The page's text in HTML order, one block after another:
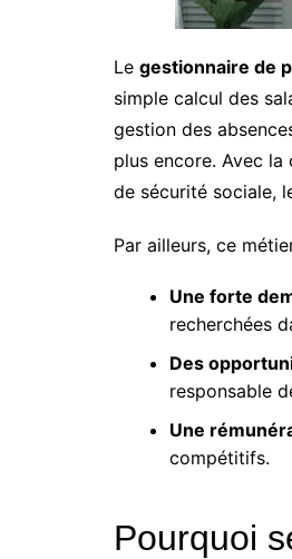
Le gestionnaire de
simple calcul des
gestion des
plus encore. Avec
de sécurité sociale,
Par ailleurs, ce
Une forte
recherchées
Des
responsable
Une
compétitifs.
Pourquoi